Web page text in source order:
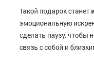
Такой подарок станет
эмоциональную
сделать паузу, чтобы
связь с собой и